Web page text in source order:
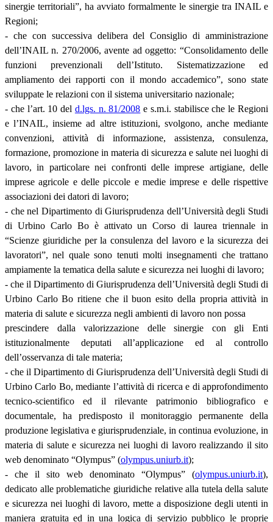
sinergie territoriali”, ha avviato formalmente le sinergie tra INAIL e
Regioni;
- che con successiva delibera del Consiglio di amministrazione
dell’INAIL n. 270/2006, avente ad oggetto: “Consolidamento delle
funzioni prevenzionali dell’Istituto. Sistematizzazione ed
ampliamento dei rapporti con il mondo accademico”, sono state
sviluppate le relazioni con il sistema universitario nazionale;
- che l’art. 10 del d.lgs. n. 81/2008 e s.m.i. stabilisce che le Regioni
e l’INAIL, insieme ad altre istituzioni, svolgono, anche mediante
convenzioni, attività di informazione, assistenza, consulenza,
formazione, promozione in materia di sicurezza e salute nei luoghi di
lavoro, in particolare nei confronti delle imprese artigiane, delle
imprese agricole e delle piccole e medie imprese e delle rispettive
associazioni dei datori di lavoro;
- che nel Dipartimento di Giurisprudenza dell’Università degli Studi
di Urbino Carlo Bo è attivato un Corso di laurea triennale in
“Scienze giuridiche per la consulenza del lavoro e la sicurezza dei
lavoratori”, nel quale sono tenuti molti insegnamenti che trattano
ampiamente la tematica della salute e sicurezza nei luoghi di lavoro;
- che il Dipartimento di Giurisprudenza dell’Università degli Studi di
Urbino Carlo Bo ritiene che il buon esito della propria attività in
materia di salute e sicurezza negli ambienti di lavoro non possa
prescindere dalla valorizzazione delle sinergie con gli Enti
istituzionalmente deputati all’applicazione ed al controllo
dell’osservanza di tale materia;
- che il Dipartimento di Giurisprudenza dell’Università degli Studi di
Urbino Carlo Bo, mediante l’attività di ricerca e di approfondimento
tecnico-scientifico ed il rilevante patrimonio bibliografico e
documentale, ha predisposto il monitoraggio permanente della
produzione legislativa e giurisprudenziale, in continua evoluzione, in
materia di salute e sicurezza nei luoghi di lavoro realizzando il sito
web denominato “Olympus” (olympus.uniurb.it);
- che il sito web denominato “Olympus” (olympus.uniurb.it),
dedicato alle problematiche giuridiche relative alla tutela della salute
e sicurezza nei luoghi di lavoro, mette a disposizione degli utenti in
maniera gratuita ed in una logica di servizio pubblico le proprie